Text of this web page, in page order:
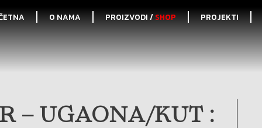
O NAMA PROIZVODI /SHOP PROJEKTI
– UGAONA/KUT :